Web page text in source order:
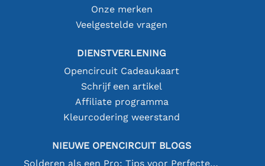
Onze merken
Veelgestelde vragen
DIENSTVERLENING
Opencircuit Cadeaukaart
Schrijf een artikel
Affiliate programma
Kleurcodering weerstand
NIEUWE OPENCIRCUIT BLOGS
Solderen als een Pro: Tips voor Perfecte Elektronische Verbindingen